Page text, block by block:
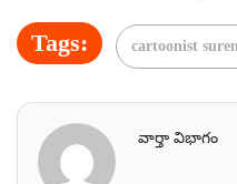
Tags: cartoonist
వార్తా విభాగం